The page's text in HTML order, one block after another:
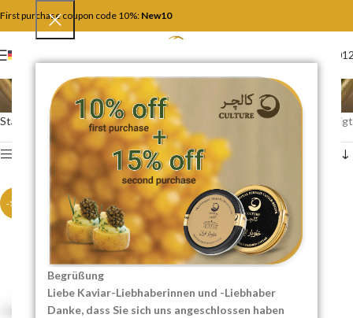
Begrüßung
Liebe Kaviar-Liebhaberinnen und -Liebhaber
Danke, dass Sie sich uns angeschlossen haben
First purchase coupon code 10%: New10
Shah Kaviar
Startseite Shah Kaviar Einzelnes Ergebnis wird angezeigt
Show sidebar
-10%